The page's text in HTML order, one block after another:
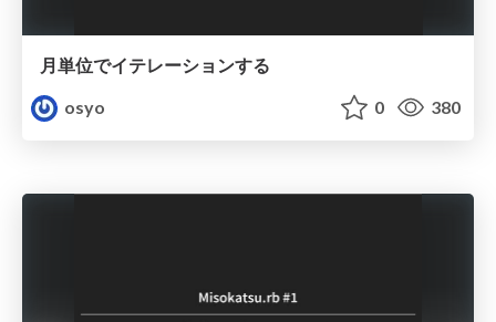
月単位でイテレーションする
osyo
0 380